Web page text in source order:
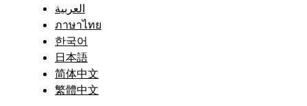
العربية
ภาษาไทย
한국어
日本語
简体中文
繁體中文